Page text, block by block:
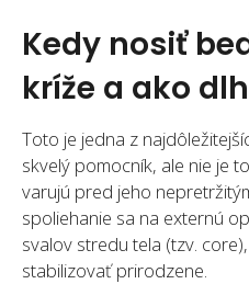
Kedy nosiť
kríže a ako
Toto je jedna z
skvelý pomocník, ale nie je
varujú pred jeho
spoliehanie sa na externú
svalov stredu tela (tzv.
stabilizovať prirodzene.